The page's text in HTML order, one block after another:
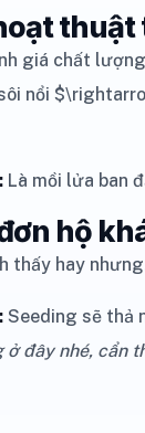
giá chất
nổi
Là mồi lửa ban
hộ
thấy hay
Seeding sẽ thả
ở đây nhé, cẩn